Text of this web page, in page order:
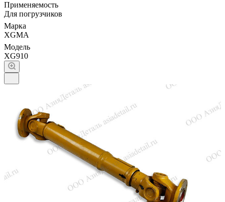
Применяемость
Для погрузчиков
Марка
XGMA
Модель
XG910